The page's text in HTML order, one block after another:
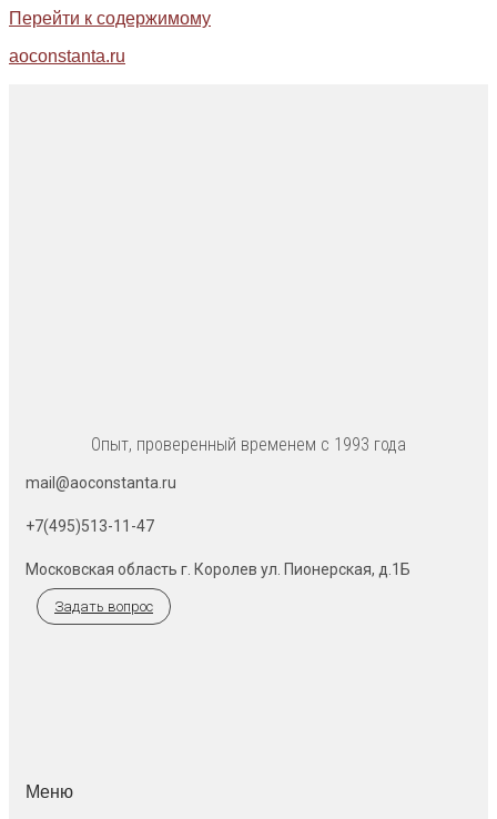
Перейти к содержимому
aoconstanta.ru
Опыт, проверенный временем с 1993 года
mail@aoconstanta.ru
+7(495)513-11-47
Московская область г. Королев ул. Пионерская, д.1Б
Задать вопрос
Меню